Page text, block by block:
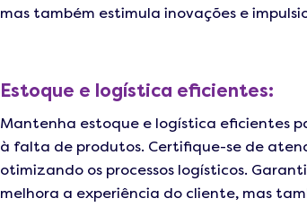
mas também estimula inovações e
Estoque e logística eficientes:
Mantenha estoque e logística eficientes
à falta de produtos. Certifique-se de
otimizando os processos logísticos.
melhora a experiência do cliente, mas